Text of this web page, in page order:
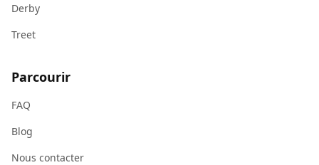
Derby
Treet
Parcourir
FAQ
Blog
Nous contacter